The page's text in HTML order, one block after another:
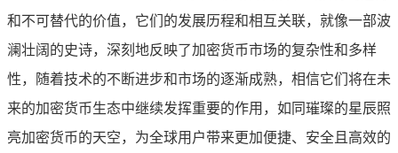
和不可替代的价值，它们的发展历程和相互关联，就像一部波
澜壮阔的史诗，深刻地反映了加密货币市场的复杂性和多样
性，随着技术的不断进步和市场的逐渐成熟，相信它们将在未
来的加密货币生态中继续发挥重要的作用，如同璀璨的星辰照
亮加密货币的天空，为全球用户带来更加便捷、安全且高效的